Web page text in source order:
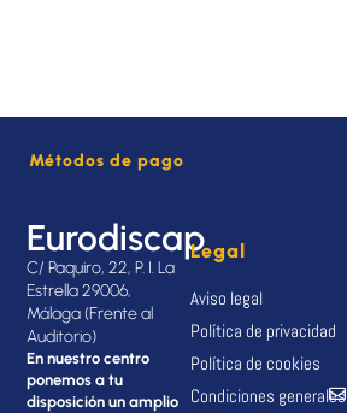
Métodos de pago
Eurodiscap
C/ Paquiro, 22, P. I. La
Estrella 29006,
Málaga (Frente al
Auditorio)
En nuestro centro
ponemos a tu
disposición un amplio
Legal
Aviso legal
Política de privacidad
Política de cookies
Condiciones generales